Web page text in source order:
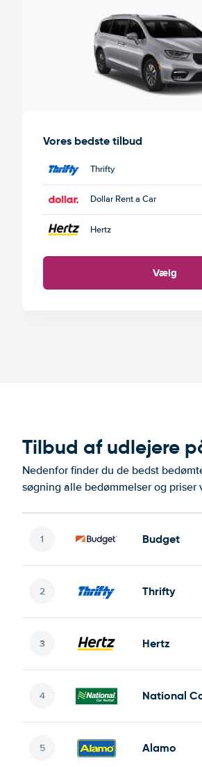
Vores bedste tilbud
Thrifty
Dollar Rent a Car
Hertz
Vælg
Tilbud af udlejere
Nedenfor finder du de bedst
søgning alle bedømmelser og
Budget
Thrifty
Hertz
National
Alamo